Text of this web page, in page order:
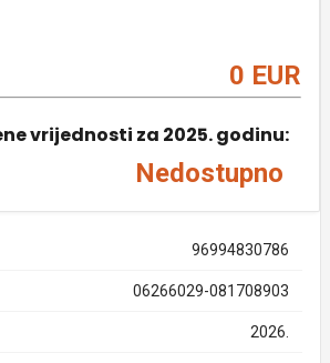
0 EUR
vrijednosti za 2025. godinu:
Nedostupno
96994830786
06266029-081708903
2026.